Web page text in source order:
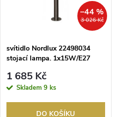
p
r
o
s
p
r
3 026 Kč
–44 %
svítidlo Nordlux 22498034
stojací lampa. 1x15W/E27
1 685 Kč
Skladem 9 ks
DO KOŠÍKU